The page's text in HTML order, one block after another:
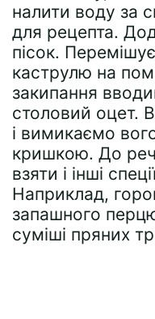
налити воду за
для рецепта.
пісок.
каструлю на
закипання
столовий оцет.
і вимикаємо
кришкою. До
взяти і інші
Наприклад,
запашного
суміші пряних